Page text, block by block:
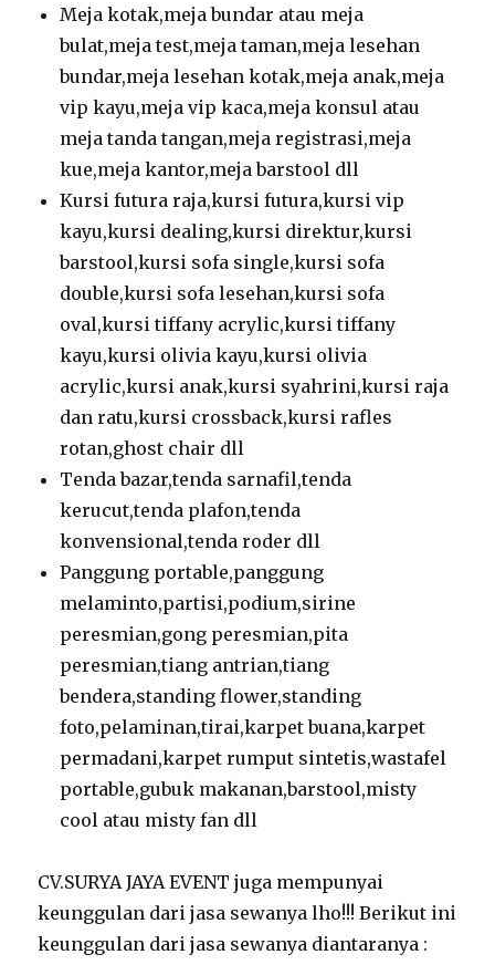
Meja kotak,meja bundar atau meja
bulat,meja test,meja taman,meja lesehan
bundar,meja lesehan kotak,meja anak,meja
vip kayu,meja vip kaca,meja konsul atau
meja tanda tangan,meja registrasi,meja
kue,meja kantor,meja barstool dll
Kursi futura raja,kursi futura,kursi vip
kayu,kursi dealing,kursi direktur,kursi
barstool,kursi sofa single,kursi sofa
double,kursi sofa lesehan,kursi sofa
oval,kursi tiffany acrylic,kursi tiffany
kayu,kursi olivia kayu,kursi olivia
acrylic,kursi anak,kursi syahrini,kursi raja
dan ratu,kursi crossback,kursi rafles
rotan,ghost chair dll
Tenda bazar,tenda sarnafil,tenda
kerucut,tenda plafon,tenda
konvensional,tenda roder dll
Panggung portable,panggung
melaminto,partisi,podium,sirine
peresmian,gong peresmian,pita
peresmian,tiang antrian,tiang
bendera,standing flower,standing
foto,pelaminan,tirai,karpet buana,karpet
permadani,karpet rumput sintetis,wastafel
portable,gubuk makanan,barstool,misty
cool atau misty fan dll
CV.SURYA JAYA EVENT juga mempunyai
keunggulan dari jasa sewanya lho!!! Berikut ini
keunggulan dari jasa sewanya diantaranya :